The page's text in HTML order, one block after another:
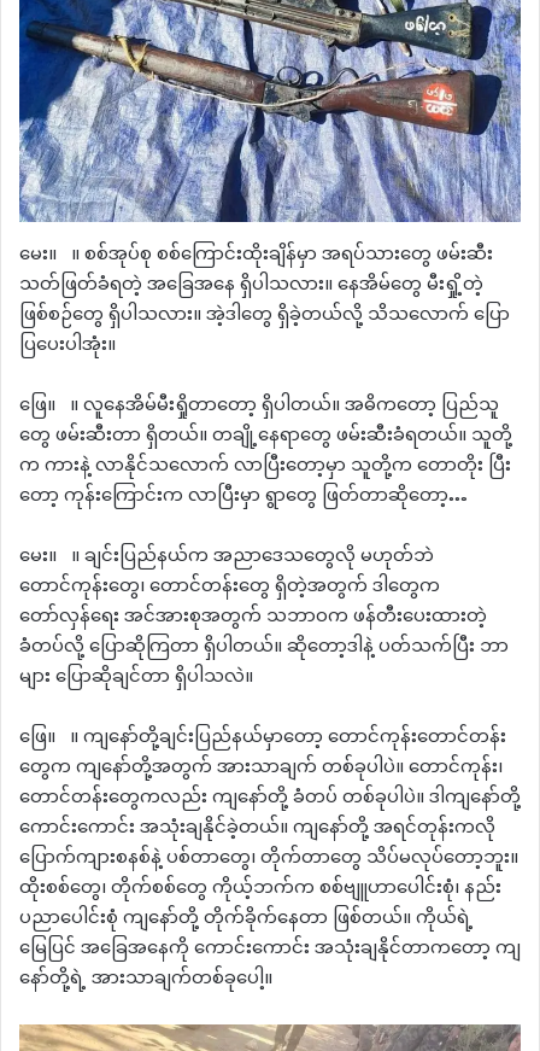
မေး။ ။ စစ်အုပ်စု စစ်ကြောင်းထိုးချိန်မှာ အရပ်သားတွေ ဖမ်းဆီး
သတ်ဖြတ်ခံရတဲ့ အခြေအနေ ရှိပါသလား။ နေအိမ်တွေ မီးရှို့တဲ့
ဖြစ်စဉ်တွေ ရှိပါသလား။ အဲ့ဒါတွေ ရှိခဲ့တယ်လို့ သိသလောက် ပြော
ပြပေးပါအုံး။
ဖြေ။ ။ လူနေအိမ်မီးရှိုတာတော့ ရှိပါတယ်။ အဓိကတော့ ပြည်သူ
တွေ ဖမ်းဆီးတာ ရှိတယ်။ တချို့နေရာတွေ ဖမ်းဆီးခံရတယ်။ သူတို့
က ကားနဲ့ လာနိုင်သလောက် လာပြီးတော့မှာ သူတို့က တောတိုး ပြီး
တော့ ကုန်းကြောင်းက လာပြီးမှာ ရွာတွေ ဖြတ်တာဆိုတော့…
မေး။ ။ ချင်းပြည်နယ်က အညာဒေသတွေလို မဟုတ်ဘဲ
တောင်ကုန်းတွေ၊ တောင်တန်းတွေ ရှိတဲ့အတွက် ဒါတွေက
တော်လှန်ရေး အင်အားစုအတွက် သဘာဝက ဖန်တီးပေးထားတဲ့
ခံတပ်လို့ ပြောဆိုကြတာ ရှိပါတယ်။ ဆိုတော့ဒါနဲ့ ပတ်သက်ပြီး ဘာ
များ ပြောဆိုချင်တာ ရှိပါသလဲ။
ဖြေ။ ။ ကျနော်တို့ချင်းပြည်နယ်မှာတော့ တောင်ကုန်းတောင်တန်း
တွေက ကျနော်တို့အတွက် အားသာချက် တစ်ခုပါပဲ။ တောင်ကုန်း၊
တောင်တန်းတွေကလည်း ကျနော်တို့ ခံတပ် တစ်ခုပါပဲ။ ဒါကျနော်တို့
ကောင်းကောင်း အသုံးချနိုင်ခဲ့တယ်။ ကျနော်တို့ အရင်တုန်းကလို
ပြောက်ကျားစနစ်နဲ့ ပစ်တာတွေ၊ တိုက်တာတွေ သိပ်မလုပ်တော့ဘူး။
ထိုးစစ်တွေ၊ တိုက်စစ်တွေ ကိုယ့်ဘက်က စစ်ဗျူဟာပေါင်းစုံ၊ နည်း
ပညာပေါင်းစုံ ကျနော်တို့ တိုက်ခိုက်နေတာ ဖြစ်တယ်။ ကိုယ်ရဲ့
မြေပြင် အခြေအနေကို ကောင်းကောင်း အသုံးချနိုင်တာကတော့ ကျ
နော်တို့ရဲ့ အားသာချက်တစ်ခုပေါ့။